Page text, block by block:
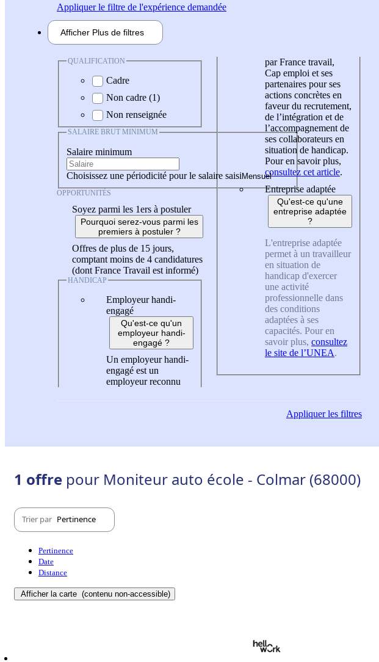
Appliquerle filtre de l'expérience demandée
Afficher Plus de filtres
QUALIFICATION
Cadre
Non cadre (1)
Non renseignée
SALAIRE BRUT MINIMUM
Salaire minimum
Choisissez une périodicité pour le salaire saisi
OPPORTUNITÉS
Soyez parmi les 1ers à postuler
Pourquoi serez-vous parmi les
premiers à postuler ?
Offres de plus de 15 jours,
comptant moins de 4 candidatures
(dont France Travail est informé)
HANDICAP
Employeur handi-
engagé
Qu'est-ce qu'un
employeur handi-
engagé ?
Un employeur handi-
engagé est un
employeur reconnu
par France travail,
Cap emploi et ses
partenaires pour ses
actions concrètes en
faveur du recrutement,
de l’intégration et de
l’accompagnement de
ses collaborateurs en
situation de handicap.
Pour en savoir plus,
consultez cet article.
Entreprise adaptée
Qu'est-ce qu'une
entreprise adaptée
?
L'entreprise adaptée
permet à un travailleur
en situation de
handicap d'exercer
une activité
professionnelle dans
des conditions
adaptées à ses
capacités. Pour en
savoir plus, consultez
le site de l’UNEA.
Appliquerles filtres
1 offre pour Moniteur auto école - Colmar (68000)
Trier par Pertinence
Pertinence
Date
Distance
Afficher la carte (contenu non-accessible)